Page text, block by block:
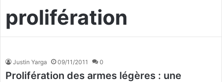
prolifération
Justin Yarga 09/11/2011 0
Prolifération des armes légères : une